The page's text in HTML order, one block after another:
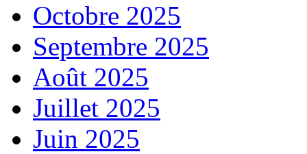
Octobre 2025
Septembre 2025
Août 2025
Juillet 2025
Juin 2025